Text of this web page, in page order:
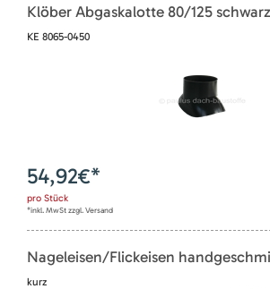
Klöber Abgaskalotte 80/125 schwarz
KE 8065-0450
54,92€*
pro Stück
*inkl. MwSt zzgl. Versand
Nageleisen/Flickeisen
kurz